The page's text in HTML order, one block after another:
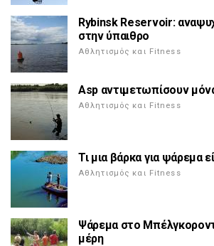
Rybinsk Reservoir:
στην ύπαιθρο
Αθλητισμός και Fitness
Asp αντιμετωπίσουν
Αθλητισμός και Fitness
Τι μια βάρκα για ψάρεμα
Αθλητισμός και Fitness
Ψάρεμα στο
μέρη